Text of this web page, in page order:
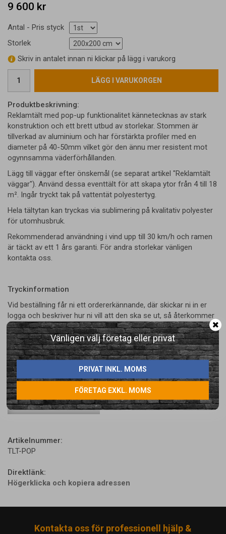
Vänligen välj företag eller privat
PRIVAT INKL. MOMS
FÖRETAG EXKL. MOMS
9 600 kr
Antal - Pris styck
Storlek
Skriv in antalet innan ni klickar på lägg i varukorg
LÄGG I VARUKORGEN
Produktbeskrivning:
Reklamtält med pop-up funktionalitet kännetecknas av stark
konstruktion och ett brett utbud av storlekar. Stommen är
tillverkad av aluminium och har förstärkta profiler med en
diameter på 40-50mm vilket gör den ännu mer resistent mot
ogynnsamma väderförhållanden.
Lägg till väggar efter önskemål (se separat artikel "Reklamtält
väggar"). Använd dessa eventtält för att skapa ytor från 4 till 18
m². Ingår tryckt tak på vattentät polyestertyg.
Hela tältytan kan tryckas via sublimering på kvalitativ polyester
för utomhusbruk.
Rekommenderad användning i vind upp till 30 km/h och ramen
är täckt av ett 1 års garanti. För andra storlekar vänligen
kontakta oss.
Tryckinformation
Vid beställning får ni ett ordererkännande, där skickar ni in er
logga och beskriver hur ni vill att den ska se ut, så återkommer
vi med korrektur. Ni kan självklart ringa eller maila innan också.
LÄGG I ÖNSKELISTA
Artikelnummer:
TLT-POP
Direktlänk:
Högerklicka och kopiera adressen
Kontakta oss för professionell hjälp &